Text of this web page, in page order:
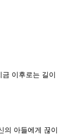
이후로는 길이
의 아들에게 끊이